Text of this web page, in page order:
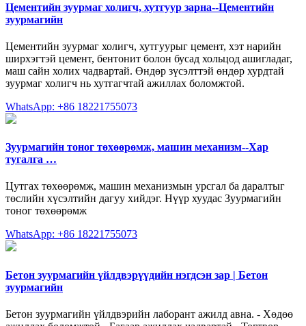
Цементийн зуурмаг холигч, хутгуур зарна--Цементийн
зуурмагийн
Цементийн зуурмаг холигч, хутгуурыг цемент, хэт нарийн
ширхэгтэй цемент, бентонит болон бусад хольцод ашигладаг,
маш сайн холих чадвартай. Өндөр зүсэлттэй өндөр хурдтай
зуурмаг холигч нь хутгагчтай ажиллах боломжтой.
WhatsApp: +86 18221755073
Зуурмагийн тоног төхөөрөмж, машин механизм--Хар
тугалга …
Цутгах төхөөрөмж, машин механизмын урсгал ба даралтыг
төслийн хүсэлтийн дагуу хийдэг. Нүүр хуудас Зуурмагийн
тоног төхөөрөмж
WhatsApp: +86 18221755073
Бетон зуурмагийн үйлдвэрүүдийн нэгдсэн зар | Бетон
зуурмагийн
Бетон зуурмагийн үйлдвэрийн лаборант ажилд авна. - Хөдөө